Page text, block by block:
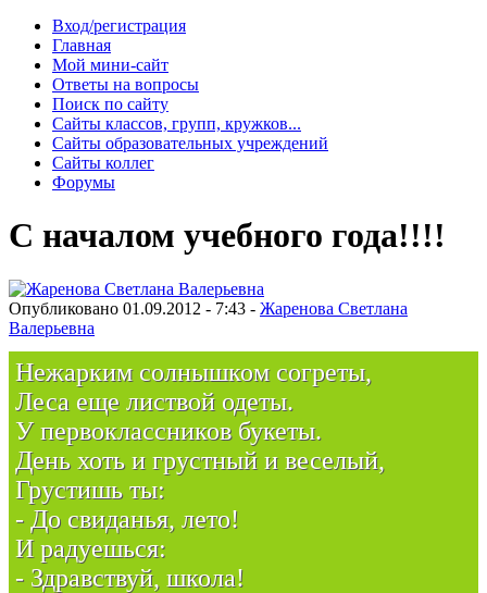
Вход/регистрация
Главная
Мой мини-сайт
Ответы на вопросы
Поиск по сайту
Сайты классов, групп, кружков...
Сайты образовательных учреждений
Сайты коллег
Форумы
С началом учебного года!!!!
Опубликовано 01.09.2012 - 7:43 - Жаренова Светлана
Валерьевна
Нежарким солнышком согреты,
Леса еще листвой одеты.
У первоклассников букеты.
День хоть и грустный и веселый,
Грустишь ты:
- До свиданья, лето!
И радуешься:
- Здравствуй, школа!